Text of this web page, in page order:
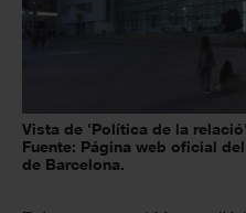
Vista de 'Política de la
Fuente: Página web oficial
de Barcelona.